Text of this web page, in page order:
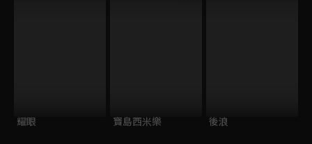
耀眼 寶島西米樂 後浪